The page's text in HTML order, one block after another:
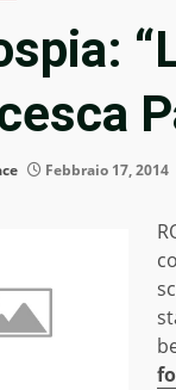
Febbraio 17, 2014